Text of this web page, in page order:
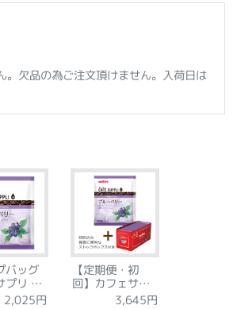
。欠品の為ご注文頂けません。入荷日は
バッグ
プリ ブ
ー 15袋
2,025円
【定期便・初
回】カフェサプ
リ ブルーベリー
3,645円